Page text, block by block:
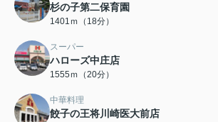
杉の子第二保育園
1401ｍ（18分）
スーパー
ハローズ中庄店
1555ｍ（20分）
中華料理
餃子の王将川崎医大前店